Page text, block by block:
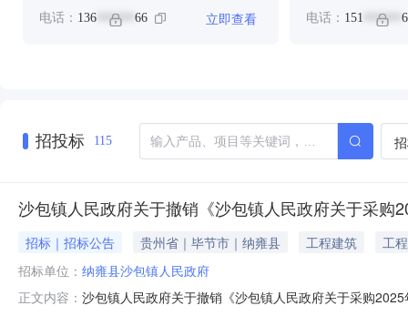
电话： 136 ****** 66 立即查看 电话： 151 ******
招投标 115
沙包镇人民政府关于撤销《沙包镇人民政府关于采
招标｜招标公告 贵州省｜毕节市｜纳雍县 工程建筑
工程
招标单位： 纳雍县沙包镇人民政府
正文内容： 沙包镇人民政府关于撤销《沙包镇人民政府关于采购